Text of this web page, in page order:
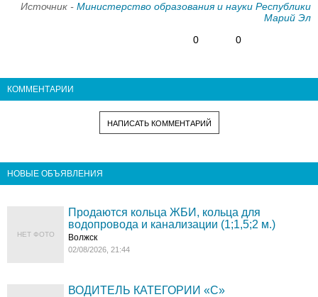
Источник - Министерство образования и науки Республики
Марий Эл
0
0
КОММЕНТАРИИ
НАПИСАТЬ КОММЕНТАРИЙ
НОВЫЕ ОБЪЯВЛЕНИЯ
НЕТ ФОТО
Продаются кольца ЖБИ, кольца для
водопровода и канализации (1;1,5;2 м.)
Волжск
02/08/2026, 21:44
ВОДИТЕЛЬ КАТЕГОРИИ «C»